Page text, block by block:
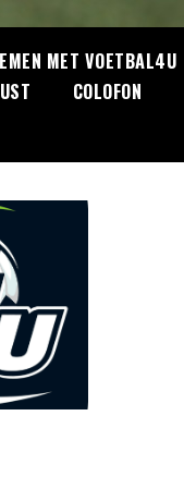
MET VOETBAL4U
COLOFON